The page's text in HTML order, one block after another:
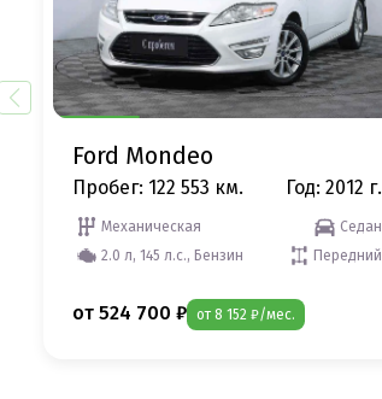
Ford Mondeo
Пробег: 122 553 км. Год: 2012 г.
Механическая
Седан
2.0 л, 145 л.с., Бензин
Передний
от 524 700 ₽ от 8 152 ₽/мес.